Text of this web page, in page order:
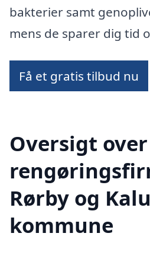
bakterier samt
mens de sparer dig tid
Få et gratis tilbud nu
Oversigt over
Rørby og
kommune